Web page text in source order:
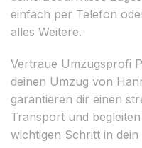
einfach per Telefon
alles Weitere.
Vertraue Umzugsprofi
deinen Umzug von
garantieren dir einen
Transport und
wichtigen Schritt in dein